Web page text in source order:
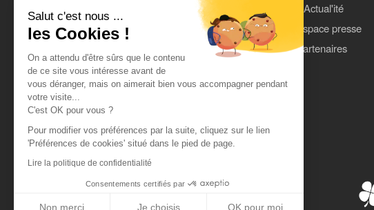
Salut c'est nous ...
les Cookies !
On a attendu d'être sûrs que le contenu
de ce site vous intéresse avant de
vous déranger, mais on aimerait bien vous accompagner pendant
votre visite...
C'est OK pour vous ?
Pour modifier vos préférences par la suite, cliquez sur le lien
'Préférences de cookies' situé dans le pied de page.
Lire la politique de confidentialité
Consentements certifiés par
Non merci Je choisis OK pour moi
On parle de nous
CGU
Données personnelles
L'Actual'ité
Espace presse
Partenaires